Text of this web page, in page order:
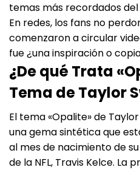
temas más recordados
En redes, los fans no
comenzaron a circular
fue ¿una inspiración o
¿De qué Trata
Tema de Taylor
El tema «Opalite» de
una gema sintética que
al mes de nacimiento de
de la NFL, Travis Kelce. La